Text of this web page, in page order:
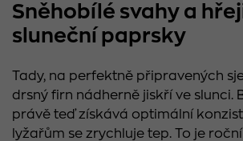
Sněhobílé svahy a
sluneční paprsky
Tady, na perfektně připravených
drsný firn nádherně jiskří ve slunci.
právě teď získává optimální
lyžařům se zrychluje tep. To je